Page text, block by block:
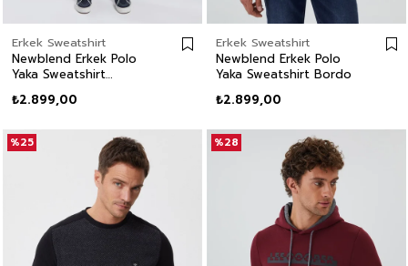
Erkek Sweatshirt
Newblend Erkek Polo
Yaka Sweatshirt
₺2.899,00
Erkek Sweatshirt
Newblend Erkek Polo
Yaka Sweatshirt Bordo
₺2.899,00
%25 %28